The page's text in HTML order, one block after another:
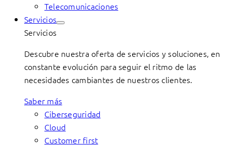
Telecomunicaciones
Servicios
Servicios
Descubre nuestra oferta de servicios y soluciones, en
constante evolución para seguir el ritmo de las
necesidades cambiantes de nuestros clientes.
Saber más
Ciberseguridad
Cloud
Customer first